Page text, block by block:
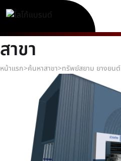
สาขา
หน้าแรก>ค้นหาสาขา>ทรัพย์สยาม ยางยนต์